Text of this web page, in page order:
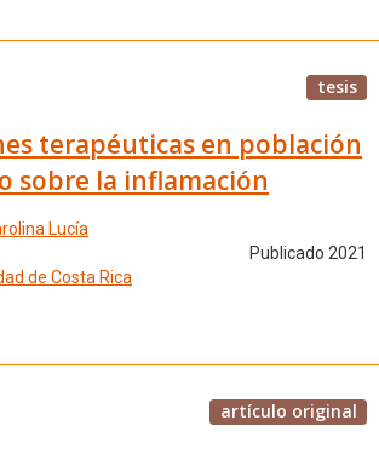
tesis
terapéuticas en población
sobre la inflamación
Lucía
Publicado 2021
de Costa Rica
artículo original